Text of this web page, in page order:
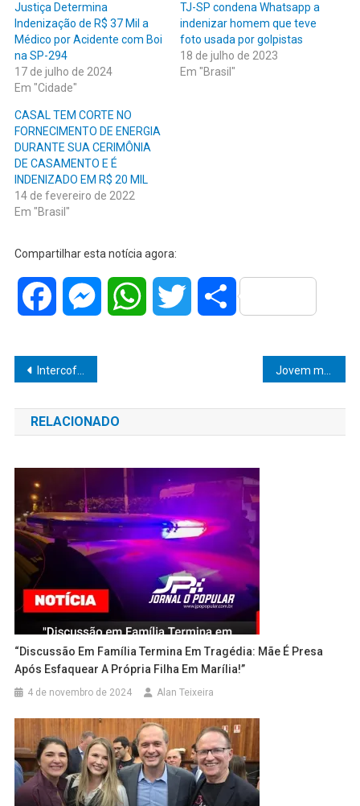
Justiça Determina
Indenização de R$ 37 Mil a
Médico por Acidente com Boi
na SP-294
17 de julho de 2024
Em "Cidade"
TJ-SP condena Whatsapp a
indenizar homem que teve
foto usada por golpistas
18 de julho de 2023
Em "Brasil"
CASAL TEM CORTE NO
FORNECIMENTO DE ENERGIA
DURANTE SUA CERIMÔNIA
DE CASAMENTO E É
INDENIZADO EM R$ 20 MIL
14 de fevereiro de 2022
Em "Brasil"
Compartilhar esta notícia agora:
Facebook MessengerWhatsAppTwitter Share
Navegação
de
Post
Intercoffee comemora Dia Nacional do Café Jovem morre ao ser prensado por dois equipamentos em seu local de trabalho
RELACIONADO
“Discussão Em Família Termina Em Tragédia: Mãe É Presa
Após Esfaquear A Própria Filha Em Marília!”
4 de novembro de 2024 Alan Teixeira